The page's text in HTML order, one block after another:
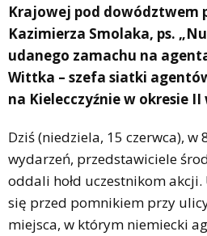
Krajowej pod dowództwem
Kazimierza Smolaka, ps.
udanego zamachu na
Wittka – szefa siatki
na Kielecczyźnie w okresie
Dziś (niedziela, 15 czerwca), w
wydarzeń, przedstawiciele
oddali hołd uczestnikom akcji.
się przed pomnikiem przy
miejsca, w którym niemiecki